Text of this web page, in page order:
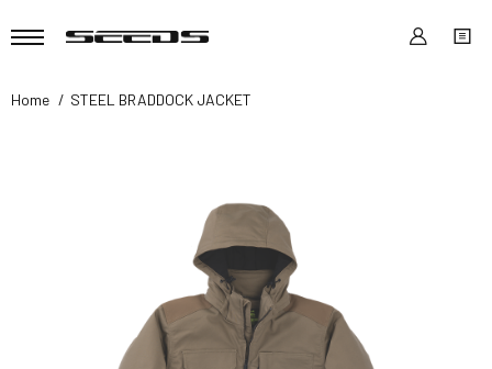
Home STEEL BRADDOCK JACKET